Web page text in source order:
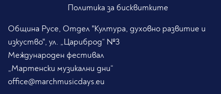
Политика за бисквитките
Община Русе, Отдел "Култура, духовно развитие и
изкуство", ул. „Цариброд“ №3
Международен фестивал
„Мартенски музикални дни“
office@marchmusicdays.eu